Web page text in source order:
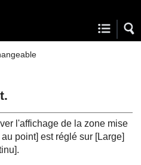
l'affichage de la zone mise
point] est réglé sur [Large]
.